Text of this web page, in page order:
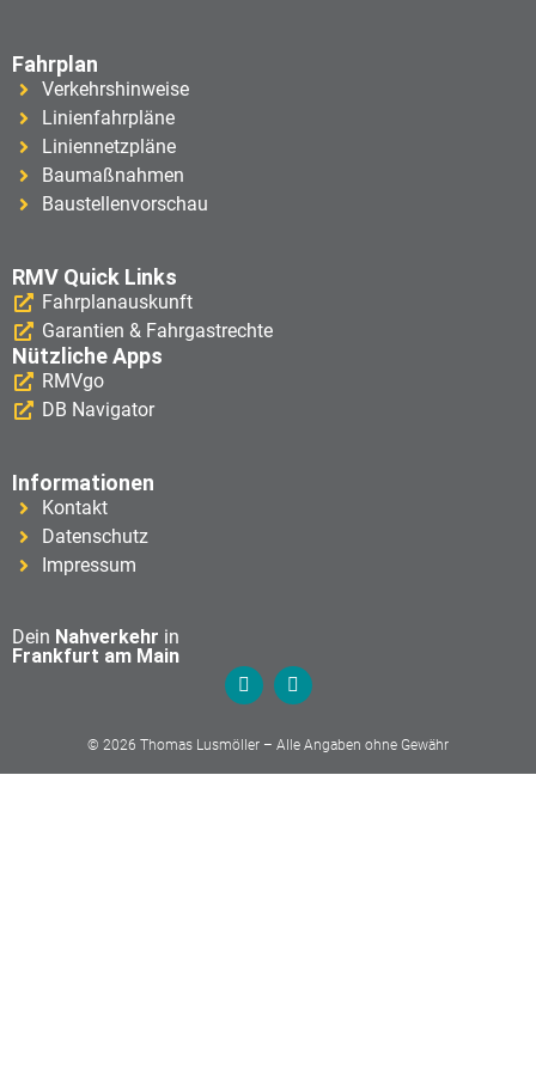
Fahrplan
Verkehrshinweise
Linienfahrpläne
Liniennetzpläne
Baumaßnahmen
Baustellenvorschau
RMV Quick Links
Fahrplanauskunft
Garantien & Fahrgastrechte
Nützliche Apps
RMVgo
DB Navigator
Informationen
Kontakt
Datenschutz
Impressum
Dein Nahverkehr in
Frankfurt am Main
© 2026 Thomas Lusmöller – Alle Angaben ohne Gewähr